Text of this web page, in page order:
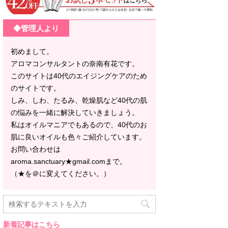
◆管理人より
初めまして。
アロマコンサルタントの奈南有花です。
このサイトは40代のエイジングケアのため
のサイトです。
しみ、しわ、たるみ、乾燥肌など40代の肌
の悩みを一緒に解決していきましょう。
私はオイルマニアでもあるので、40代のお
肌に良いオイルも色々ご紹介しています。
お問い合わせは
aroma.sanctuary★gmail.comまで。
（★を＠に変えてください。）
新着記事はこちら